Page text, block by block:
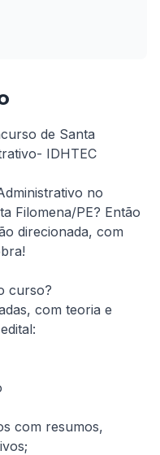
de Santa
IDHTEC
no
Filomena/PE? Então
direcionada, com
curso?
com teoria e
com resumos,